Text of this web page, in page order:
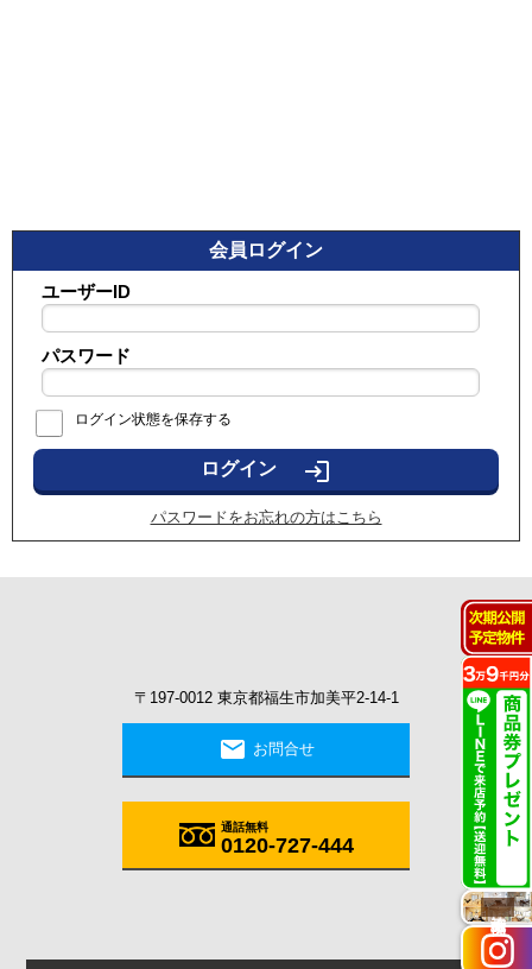
会員ログイン
ユーザーID
パスワード
ログイン状態を保存する
login
パスワードをお忘れの方はこちら
〒197-0012 東京都福生市加美平2-14-1
mail お問合せ
通話無料
0120-727-444
施工実例